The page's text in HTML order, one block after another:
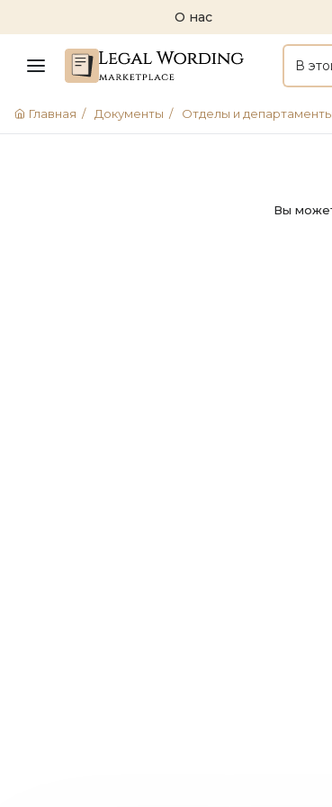
О нас
В
Главная / Документы / Отделы и департаменты
Вы